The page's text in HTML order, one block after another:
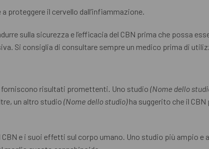
proteggere il cervello dall’infiammazione.
sulla sicurezza e l’efficacia del CBN prima che possa
Si consiglia di consultare sempre un medico prima di
forniscono risultati promettenti. Uno studio (Nome dello
un altro studio (Nome dello studio)ha suggerito che il
e i suoi effetti sul corpo umano. Uno studio più ampio e